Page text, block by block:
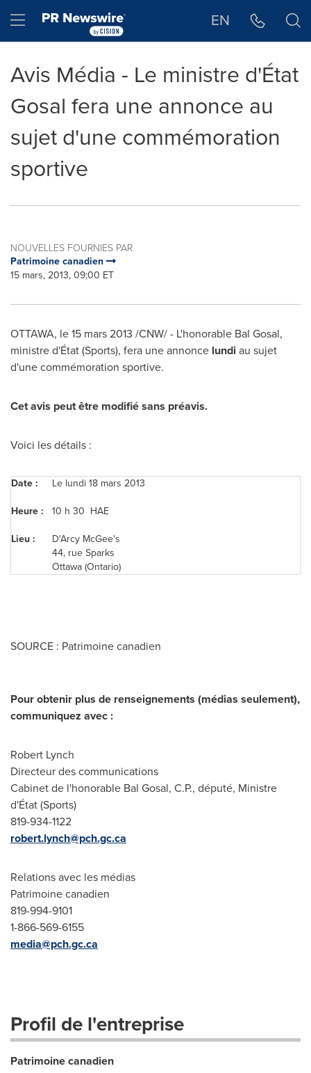
Hamburger menu EN
Avis Média - Le ministre d'État
Gosal fera une annonce au
sujet d'une commémoration
sportive
NOUVELLES FOURNIES PAR
Patrimoine canadien
15 mars, 2013, 09:00 ET
OTTAWA, le 15 mars 2013 /CNW/ - L'honorable Bal Gosal,
ministre d'État (Sports), fera une annonce lundi au sujet
d'une commémoration sportive.
Cet avis peut être modifié sans préavis.
Voici les détails :
Date :
Le lundi 18 mars 2013
Heure :
10 h 30 HAE
Lieu :
D'Arcy McGee's
44, rue Sparks
Ottawa(Ontario)
SOURCE : Patrimoine canadien
Pour obtenir plus de renseignements (médias seulement),
communiquez avec :
Robert Lynch
Directeur des communications
Cabinet de l'honorable Bal Gosal, C.P., député, Ministre
d'État (Sports)
819-934-1122
robert.lynch@pch.gc.ca
Relations avec les médias
Patrimoine canadien
819-994-9101
1-866-569-6155
media@pch.gc.ca
Profil de l'entreprise
Patrimoine canadien